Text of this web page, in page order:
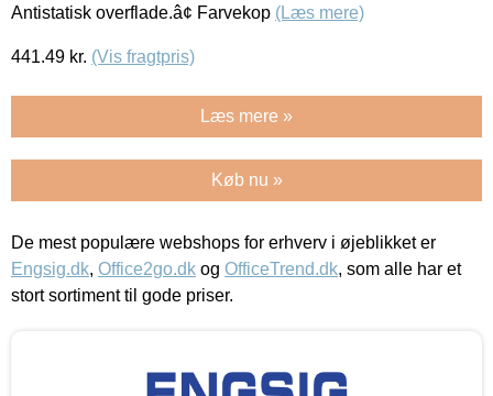
Antistatisk overflade.â¢ Farvekop (Læs mere)
441.49 kr. (Vis fragtpris)
Læs mere »
Køb nu »
De mest populære webshops for erhverv i øjeblikket er
Engsig.dk, Office2go.dk og OfficeTrend.dk, som alle har et
stort sortiment til gode priser.